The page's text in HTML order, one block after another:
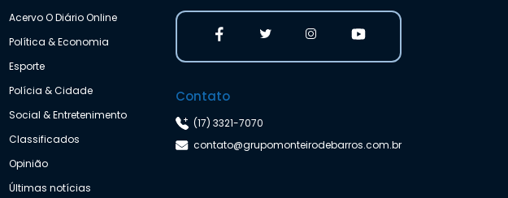
Acervo O Diário Online
Política & Economia
Esporte
Polícia & Cidade
Social & Entretenimento
Classificados
Opinião
Últimas notícias
Contato
(17) 3321-7070
contato@grupomonteirodebarros.com.br